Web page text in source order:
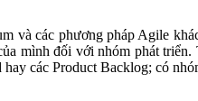
và các phương pháp Agile
mình đối với nhóm phát
các Product Backlog; có